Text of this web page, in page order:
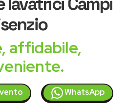
affidabile,
WhatsApp